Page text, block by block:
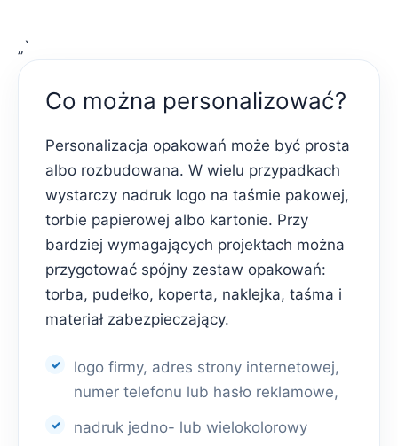
„`
Co można personalizować?
Personalizacja opakowań może być prosta
albo rozbudowana. W wielu przypadkach
wystarczy nadruk logo na taśmie pakowej,
torbie papierowej albo kartonie. Przy
bardziej wymagających projektach można
przygotować spójny zestaw opakowań:
torba, pudełko, koperta, naklejka, taśma i
materiał zabezpieczający.
logo firmy, adres strony internetowej,
numer telefonu lub hasło reklamowe,
nadruk jedno- lub wielokolorowy